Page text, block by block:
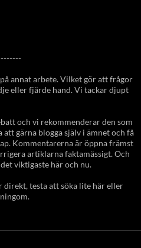
annat arbete. Vilket gör att frågor
eller fjärde hand. Vi tackar djupt
och vi rekommenderar den som
att gärna blogga själv i ämnet och få
Kommentarerna är öppna främst
artiklarna faktamässigt. Och
viktigaste här och nu.
testa att söka lite här eller